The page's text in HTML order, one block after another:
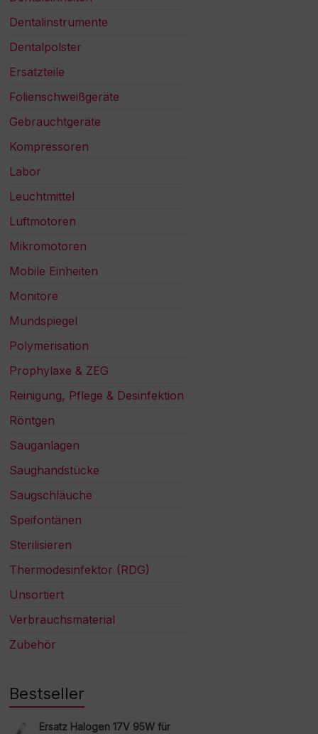
Dentalinstrumente
Dentalpolster
Ersatzteile
Folienschweißgeräte
Gebrauchtgeräte
Kompressoren
Labor
Leuchtmittel
Luftmotoren
Mikromotoren
Mobile Einheiten
Monitore
Mundspiegel
Polymerisation
Prophylaxe & ZEG
Reinigung, Pflege & Desinfektion
Röntgen
Sauganlagen
Saughandstücke
Saugschläuche
Speifontänen
Sterilisieren
Thermodesinfektor (RDG)
Unsortiert
Verbrauchsmaterial
Zubehör
Bestseller
Ersatz Halogen 17V 95W für